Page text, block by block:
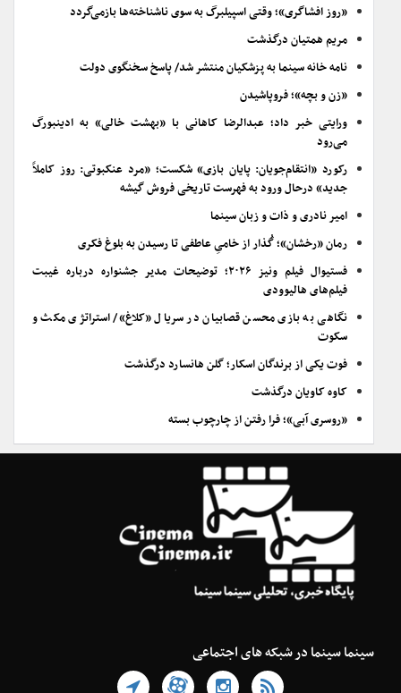
«روز افشاگری»؛ وقتی اسپیلبرگ به سوی ناشناخته‌ها بازمی‌گردد
مریم همتیان درگذشت
نامه خانه سینما به پزشکیان منتشر شد/ پاسخ سخنگوی دولت
«زن و بچه»؛ فروپاشیدن
ورایتی خبر داد؛ عبدالرضا کاهانی با «بهشت خالی» به ادینبورگ
می‌رود
رکورد «انتقام‌جویان: پایان بازی» شکست؛ «مرد عنکبوتی: روز کاملاً
جدید» درحال ورود به فهرست تاریخی فروش گیشه
امیر نادری و ذات و زبان سینما
رمان «رخشان»؛ گُذار از خامیِ عاطفی تا رسیدن به بلوغ فکری
فستیوال فیلم ونیز ۲۰۲۶؛ توضیحات مدیر جشنواره درباره غیبت
فیلم‌های هالیوودی
نگاهی به بازی محسن قصابیان در سریال «کلاغ»/ استراتژی مکث و
سکوت
فوت یکی از برندگان اسکار؛ گلن هانسارد درگذشت
کاوه کاویان درگذشت
«روسری آبی»؛ فرا رفتن از چارچوب بسته
سینما سینما در شبکه های اجتماعی